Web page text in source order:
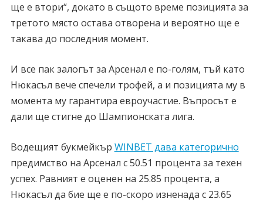
ще е втори“, докато в същото време позицията за
третото място остава отворена и вероятно ще е
такава до последния момент.
И все пак залогът за Арсенал е по-голям, тъй като
Нюкасъл вече спечели трофей, а и позицията му в
момента му гарантира евроучастие. Въпросът е
дали ще стигне до Шампионската лига.
Водещият букмейкър WINBET дава категорично
предимство на Арсенал с 50.51 процента за техен
успех. Равният е оценен на 25.85 процента, а
Нюкасъл да бие ще е по-скоро изненада с 23.65